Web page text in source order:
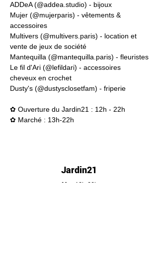
ADDeA (@addea.studio) - bijoux
Mujer (@mujerparis) - vêtements &
accessoires
Multivers (@multivers.paris) - location et
vente de jeux de société
Mantequilla (@mantequilla.paris) - fleuristes
Le fil d'Ari (@lefildari) - accessoires
cheveux en crochet
Dusty's (@dustysclosetfam) - friperie
✿ Ouverture du Jardin21 : 12h - 22h
✿ Marché : 13h-22h
Jardin21
Mer
12h-00h